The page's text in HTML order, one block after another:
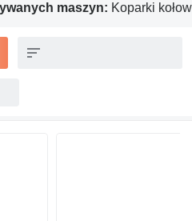
maszyn: Koparki